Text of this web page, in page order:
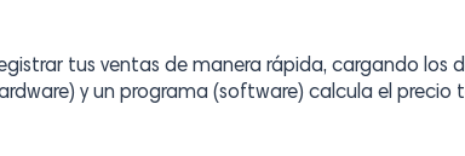
tus ventas de manera rápida, cargando los
y un programa (software) calcula el precio